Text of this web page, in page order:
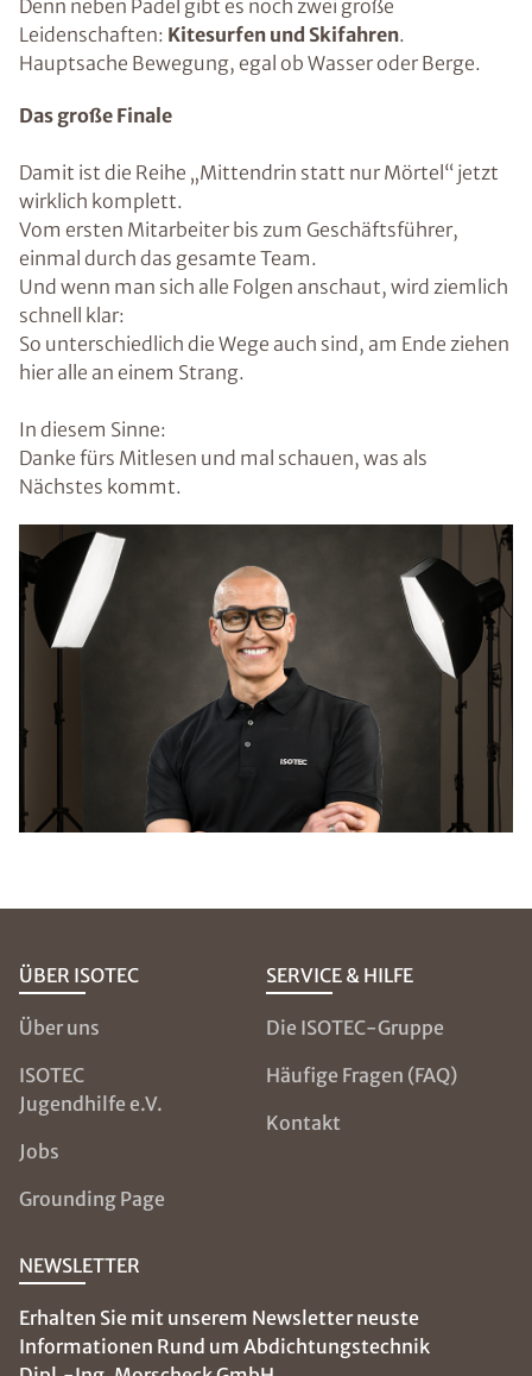
Denn neben Padel gibt es noch zwei große
Leidenschaften: Kitesurfen und Skifahren.
Hauptsache Bewegung, egal ob Wasser oder Berge.
Das große Finale
Damit ist die Reihe „Mittendrin statt nur Mörtel“ jetzt
wirklich komplett.
Vom ersten Mitarbeiter bis zum Geschäftsführer,
einmal durch das gesamte Team.
Und wenn man sich alle Folgen anschaut, wird ziemlich
schnell klar:
So unterschiedlich die Wege auch sind, am Ende ziehen
hier alle an einem Strang.
In diesem Sinne:
Danke fürs Mitlesen und mal schauen, was als
Nächstes kommt.
ÜBER ISOTEC
Über uns
ISOTEC
Jugendhilfe e.V.
Jobs
Grounding Page
SERVICE & HILFE
Die ISOTEC-Gruppe
Häufige Fragen (FAQ)
Kontakt
NEWSLETTER
Erhalten Sie mit unserem Newsletter neuste
Informationen Rund um Abdichtungstechnik